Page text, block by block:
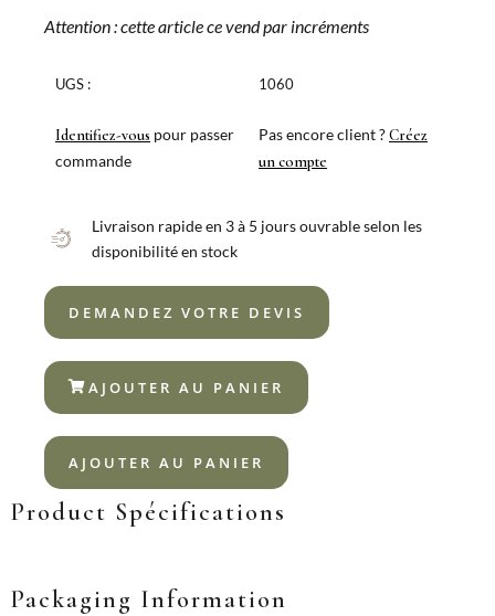
6
BCN
Attention : cette article ce vend par incréments
UGS :
Identifiez-vous pour passer
commande
1060
Pas encore client ?Créez
un compte
Livraison rapide en 3 à 5 jours ouvrable selon les
disponibilité en stock
DEMANDEZ VOTRE DEVIS
AJOUTER AU PANIER
AJOUTER AU PANIER
Product Spécifications
Packaging Information